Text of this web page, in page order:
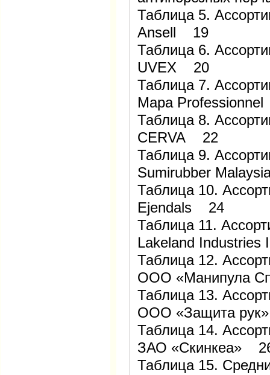
Таблица 5.
Ansell 19
Таблица 6.
UVEX 20
Таблица 7.
Mapa
Таблица 8.
CERVA 22
Таблица 9.
Sumirubber
Таблица 10.
Ejendals 24
Таблица 11.
Lakeland
Таблица 12.
ООО «Манипула
Таблица 13.
ООО «Защита
Таблица 14.
ЗАО «Скинкеа»
Таблица 15.